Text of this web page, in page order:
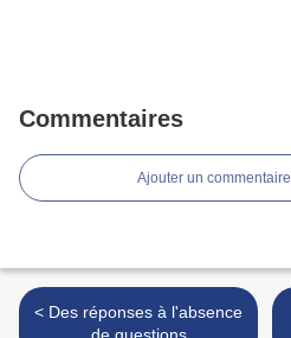
Commentaires
Ajouter un commentaire
< Des réponses à l'absence